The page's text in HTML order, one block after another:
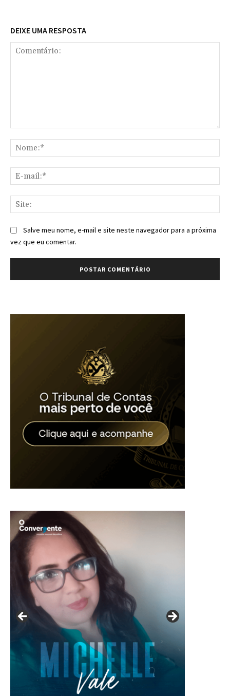
DEIXE UMA RESPOSTA
Salve meu nome, e-mail e site neste navegador para a próxima
vez que eu comentar.